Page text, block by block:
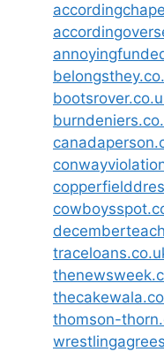
thomson-